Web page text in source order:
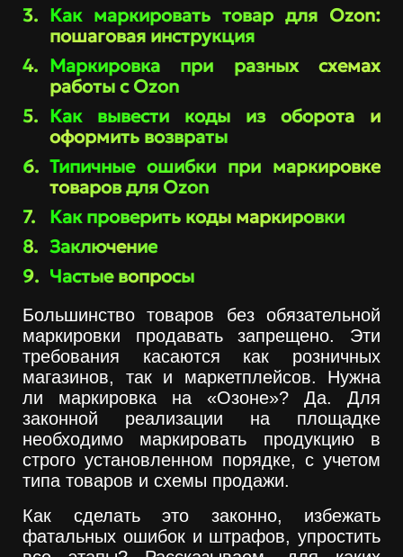
Как маркировать товар для Ozon:
пошаговая инструкция
Маркировка при разных схемах
работы с Ozon
Как вывести коды из оборота и
оформить возвраты
Типичные ошибки при маркировке
товаров для Ozon
Как проверить коды маркировки
Заключение
Частые вопросы
Большинство товаров без обязательной
маркировки продавать запрещено. Эти
требования касаются как розничных
магазинов, так и маркетплейсов. Нужна
ли маркировка на «Озоне»? Да. Для
законной реализации на площадке
необходимо маркировать продукцию в
строго установленном порядке, с учетом
типа товаров и схемы продажи.
Как сделать это законно, избежать
фатальных ошибок и штрафов, упростить